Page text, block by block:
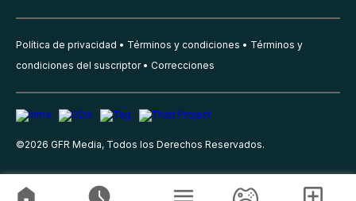
Política de privacidad Términos y condiciones
Términos y
condiciones del suscriptor
Correcciones
©2026 GFR Media, Todos los Derechos Reservados.